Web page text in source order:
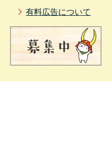
有料広告について